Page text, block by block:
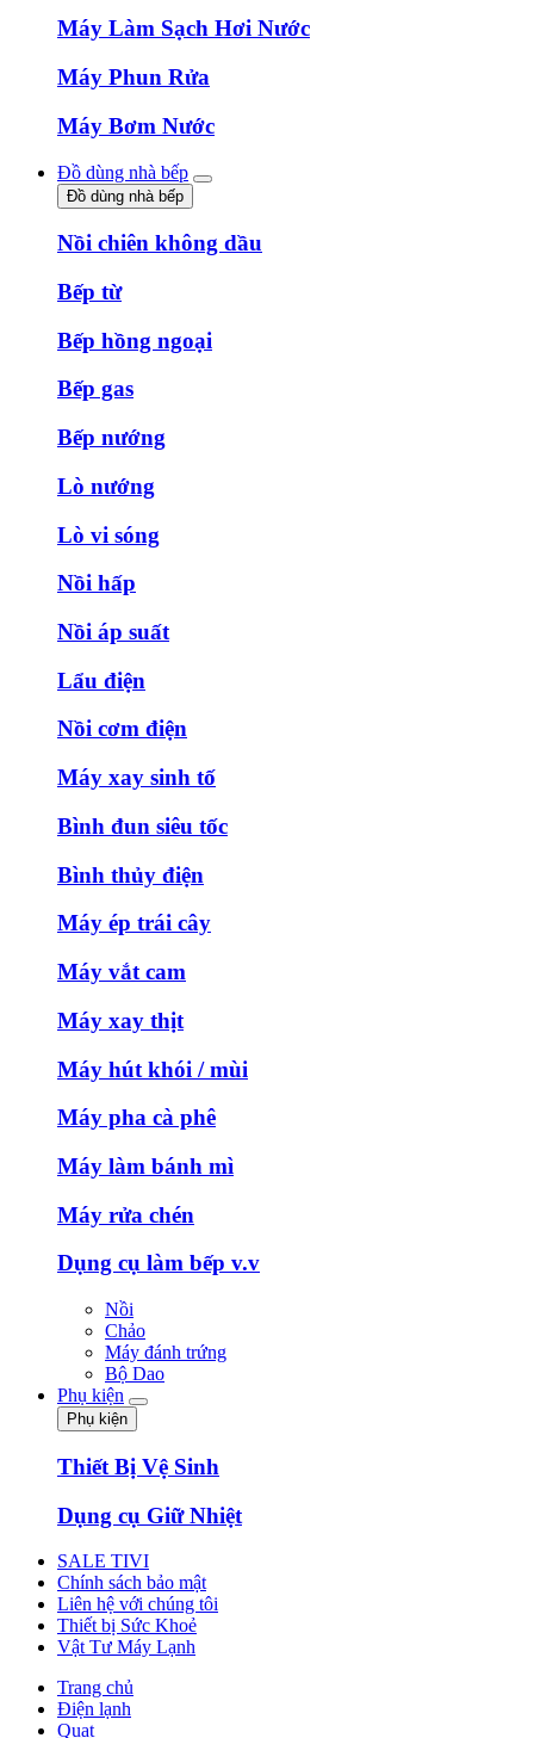
Máy Làm Sạch Hơi Nước
Máy Phun Rửa
Máy Bơm Nước
Đồ dùng nhà bếp
Đồ dùng nhà bếp
Nồi chiên không dầu
Bếp từ
Bếp hồng ngoại
Bếp gas
Bếp nướng
Lò nướng
Lò vi sóng
Nồi hấp
Nồi áp suất
Lẩu điện
Nồi cơm điện
Máy xay sinh tố
Bình đun siêu tốc
Bình thủy điện
Máy ép trái cây
Máy vắt cam
Máy xay thịt
Máy hút khói / mùi
Máy pha cà phê
Máy làm bánh mì
Máy rửa chén
Dụng cụ làm bếp v.v
Nồi
Chảo
Máy đánh trứng
Bộ Dao
Phụ kiện
Phụ kiện
Thiết Bị Vệ Sinh
Dụng cụ Giữ Nhiệt
SALE TIVI
Chính sách bảo mật
Liên hệ với chúng tôi
Thiết bị Sức Khoẻ
Vật Tư Máy Lạnh
Trang chủ
Điện lạnh
Quạt